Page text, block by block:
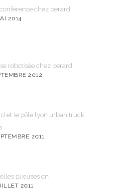
chez berard
2014
robotisée chez berard
2012
et le pôle lyon urban truck
2011
plieuses cn
2011